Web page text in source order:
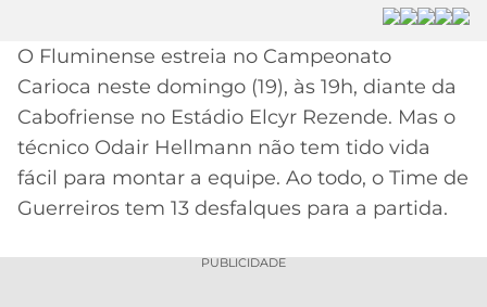
CÓDIGO
DE
INDICAÇÃO
CORINTHIANS
SÃO
PAULO
A
LIBERTADORES
COPA
DO
MERCADO
DA
BOLA
PALPITES
O Fluminense estreia no Campeonato
Carioca neste domingo (19), às 19h, diante da
Cabofriense no Estádio Elcyr Rezende. Mas o
técnico Odair Hellmann não tem tido vida
fácil para montar a equipe. Ao todo, o Time de
Guerreiros tem 13 desfalques para a partida.
PUBLICIDADE